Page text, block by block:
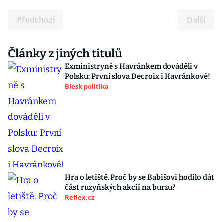
Předchozí Další
Články z jiných titulů
Exministryně s Havránkem dováděli v
Polsku: První slova Decroix i Havránkové!
Blesk politika
Hra o letiště. Proč by se Babišovi hodilo dát
část ruzyňských akcií na burzu?
Reflex.cz